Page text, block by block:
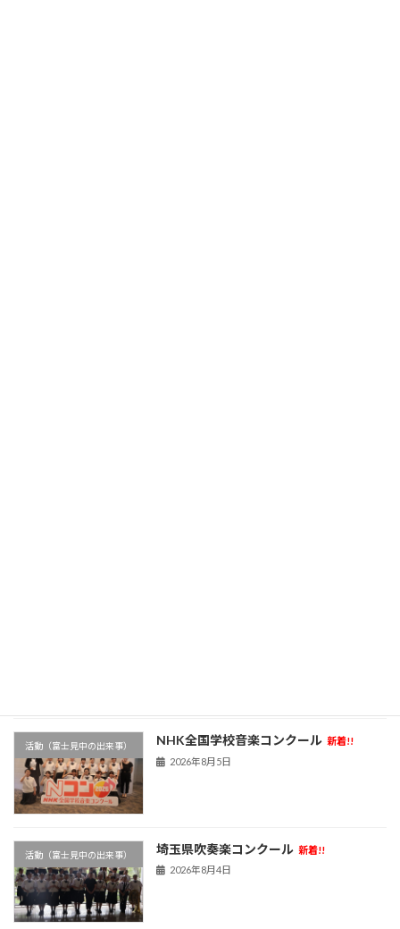
活動（富士見中の出来事） NHK全国学校音楽コンクール 新着!!
2026年8月5日
活動（富士見中の出来事） 埼玉県吹奏楽コンクール 新着!!
2026年8月4日